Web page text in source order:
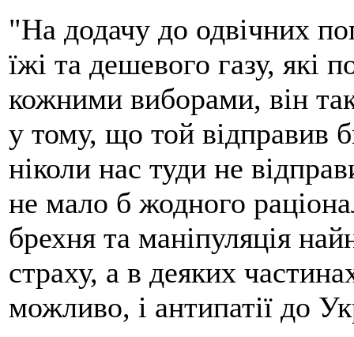
"На додачу до одвічних
їжі та дешевого газу, які
кожними виборами, він
у тому, що той відправив
ніколи нас туди не
не мало б жодного
брехня та маніпуляція
страху, а в деяких
можливо, і антипатії до